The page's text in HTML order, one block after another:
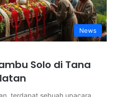
News
Solo di Tana
terdapat sebuah upacara